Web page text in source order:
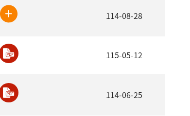
114-08-28
115-05-12
114-06-25